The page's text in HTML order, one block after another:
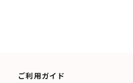
ご利用ガイド